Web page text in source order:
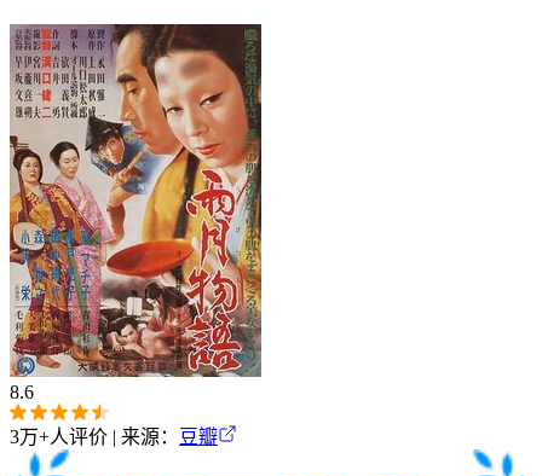
8.6
3万+人评价 | 来源： 豆瓣